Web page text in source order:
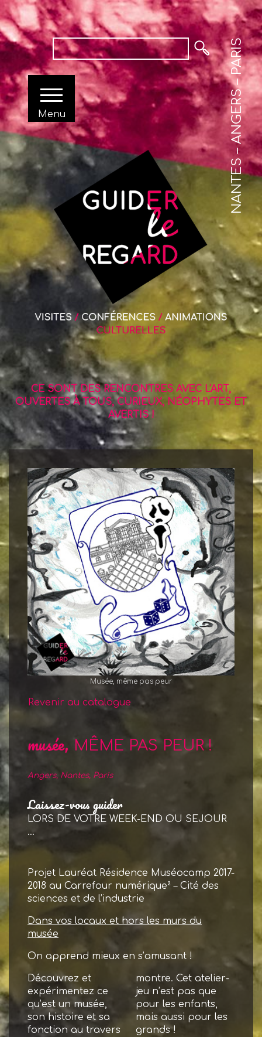
NANTES – ANGERS – PARIS
Menu
CE SONT DES RENCONTRES AVEC L'ART,
OUVERTES À TOUS, CURIEUX, NÉOPHYTES ET
AVERTIS !
Musée, même pas peur
Revenir au catalogue
musée, MÊME PAS PEUR !
Angers, Nantes, Paris
Laissez-vous guider
LORS DE VOTRE WEEK-END OU SEJOUR
...
Projet Lauréat Résidence Muséocamp 2017-
2018 au Carrefour numérique² – Cité des
sciences et de l’industrie
Dans vos locaux et hors les murs du
musée
On apprend mieux en s’amusant !
Découvrez et
expérimentez ce
qu’est un musée,
son histoire et sa
fonction au travers
montre. Cet atelier-
jeu n’est pas que
pour les enfants,
mais aussi pour les
grands !